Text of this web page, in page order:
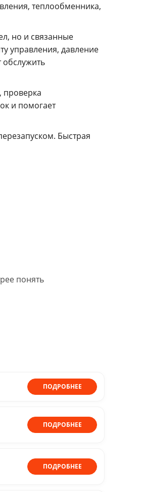
теплообменника,
но и связанные
управления, давление
обслужить
проверка
и помогает
Быстрая
понять
ПОДРОБНЕЕ
ПОДРОБНЕЕ
ПОДРОБНЕЕ